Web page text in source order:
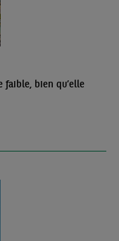
faible, bien qu’elle